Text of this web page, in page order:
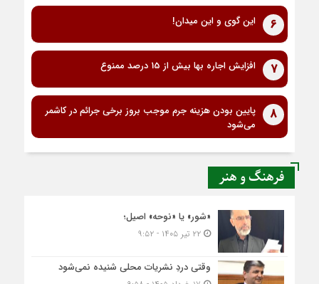
6 این گوی و این میدان!
7 افزایش اجاره بها بیش از 15 درصد ممنوع
8
پایین بودن هزینه جرم موجب بروز برخی جرائم در کاشمر
می‌شود
فرهنگ و هنر
«شور» یا «نوحه» اصیل؛
۲۲ تیر ۱۴۰۵ - ۹:۵۲
وقتی دردِ نشریات محلی شنیده نمی‌شود